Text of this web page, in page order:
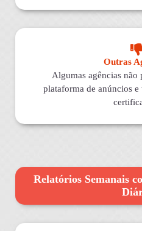
Outras
Algumas agências não
plataforma de anúncios
Relatórios Semanais